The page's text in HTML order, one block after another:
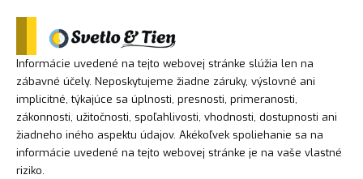
Informácie uvedené na tejto webovej stránke slúžia len na
zábavné účely. Neposkytujeme žiadne záruky, výslovné ani
implicitné, týkajúce sa úplnosti, presnosti, primeranosti,
zákonnosti, užitočnosti, spoľahlivosti, vhodnosti, dostupnosti ani
žiadneho iného aspektu údajov. Akékoľvek spoliehanie sa na
informácie uvedené na tejto webovej stránke je na vaše vlastné
riziko.